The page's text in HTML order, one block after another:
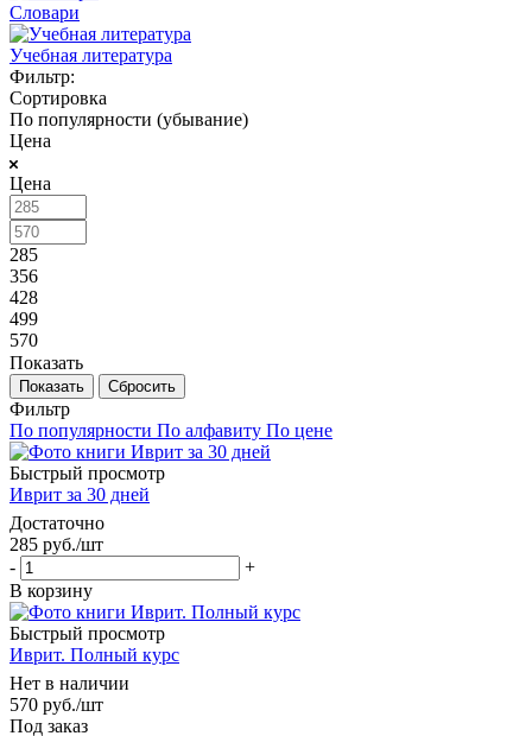
Словари
Учебная литература
Фильтр:
Сортировка
По популярности (убывание)
Цена
Цена
285
356
428
499
570
Показать
Сбросить
Фильтр
По популярности По алфавиту По цене
Быстрый просмотр
Иврит за 30 дней
Достаточно
285 руб./шт
-
+
В корзину
Быстрый просмотр
Иврит. Полный курс
Нет в наличии
570 руб./шт
Под заказ